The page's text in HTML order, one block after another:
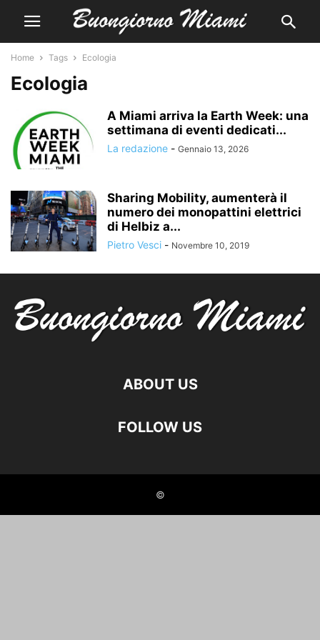
Home Tags Ecologia
Ecologia
A Miami arriva la Earth Week: una
settimana di eventi dedicati...
La redazione - Gennaio 13, 2026
Sharing Mobility, aumenterà il
numero dei monopattini elettrici
di Helbiz a...
Pietro Vesci - Novembre 10, 2019
ABOUT US
FOLLOW US
©